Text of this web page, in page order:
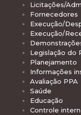
Licitações/
Fornecedores
Execução/
Execução/
Legislação do
Planejamento
Informações
Avaliação PPA
Saúde
Educação
Controle